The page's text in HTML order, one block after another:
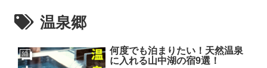
温泉郷
泊
何度でも泊まりたい！天然温泉
に入れる山中湖の宿9選！